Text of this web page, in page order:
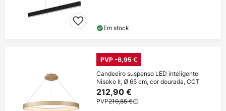
Em stock
PVP -6,95 €
Candeeiro suspenso LED inteligente
Niseko II, Ø 65 cm, cor dourada, CCT
212,90 €
PVP219,85 €